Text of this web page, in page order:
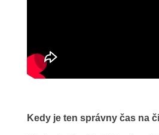
Kedy je ten správny čas na